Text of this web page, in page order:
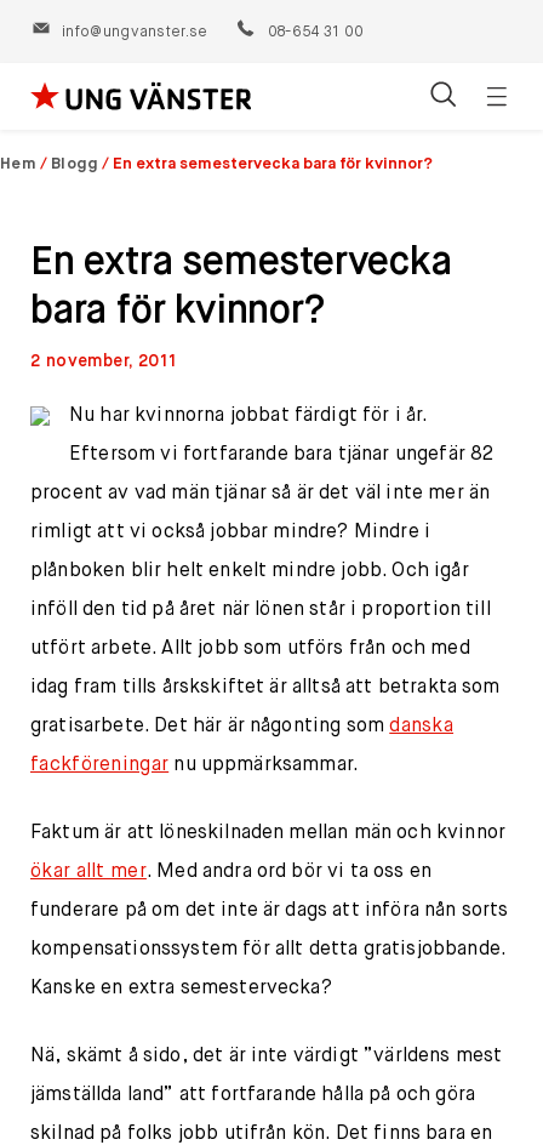
info@ungvanster.se 08-654 31 00
Hoppa
till
Hem / Blogg / En extra semestervecka bara för kvinnor?
En extra semestervecka
bara för kvinnor?
2 november, 2011
Nu har kvinnorna jobbat färdigt för i år.
Eftersom vi fortfarande bara tjänar ungefär 82
procent av vad män tjänar så är det väl inte mer än
rimligt att vi också jobbar mindre? Mindre i
plånboken blir helt enkelt mindre jobb. Och igår
inföll den tid på året när lönen står i proportion till
utfört arbete. Allt jobb som utförs från och med
idag fram tills årskskiftet är alltså att betrakta som
gratisarbete. Det här är någonting somdanska
fackföreningar nu uppmärksammar.
Faktum är att löneskilnaden mellan män och kvinnor
ökar allt mer. Med andra ord bör vi ta oss en
funderare på om det inte är dags att införa nån sorts
kompensationssystem för allt detta gratisjobbande.
Kanske en extra semestervecka?
Nä, skämt å sido, det är inte värdigt ”världens mest
jämställda land” att fortfarande hålla på och göra
skilnad på folks jobb utifrån kön. Det finns bara en